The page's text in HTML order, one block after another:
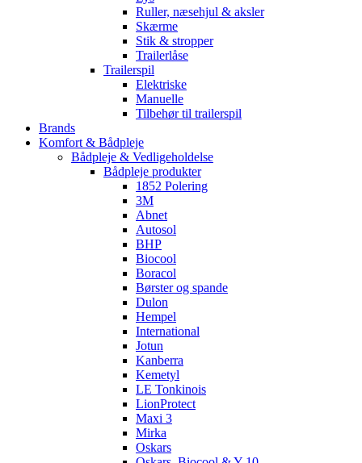
Ruller, næsehjul & aksler
Skærme
Stik & stropper
Trailerlåse
Trailerspil
Elektriske
Manuelle
Tilbehør til trailerspil
Brands
Komfort & Bådpleje
Bådpleje & Vedligeholdelse
Bådpleje produkter
1852 Polering
3M
Abnet
Autosol
BHP
Biocool
Boracol
Børster og spande
Dulon
Hempel
International
Jotun
Kanberra
Kemetyl
LE Tonkinois
LionProtect
Maxi 3
Mirka
Oskars